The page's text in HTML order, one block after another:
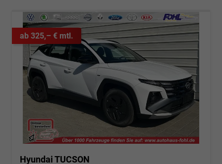
ab 325,– € mtl.
Hyundai TUCSON